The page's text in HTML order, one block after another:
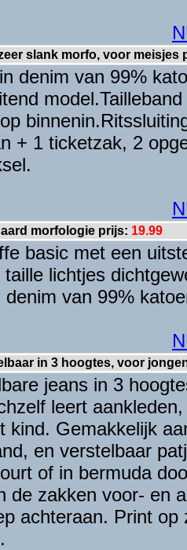
slank morfo, voor meisjes
denim van 99%
+ 1 ticketzak, 2
morfologie prijs: 19.99
basic met een
taille lichtjes
denim van 99%
in 3 hoogtes, voor
jeans in 3
leert
kind. Gemakkelijk
en verstelbaar
of in bermuda
de zakken voor- en
achteraan. Print